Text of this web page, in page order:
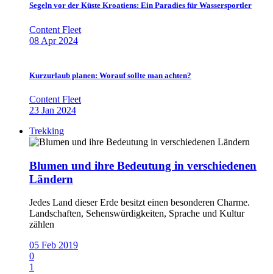
Segeln vor der Küste Kroatiens: Ein Paradies für Wassersportler
Content Fleet
08 Apr 2024
Kurzurlaub planen: Worauf sollte man achten?
Content Fleet
23 Jan 2024
Trekking
Blumen und ihre Bedeutung in verschiedenen
Ländern
Jedes Land dieser Erde besitzt einen besonderen Charme.
Landschaften, Sehenswürdigkeiten, Sprache und Kultur
zählen
05 Feb 2019
0
1